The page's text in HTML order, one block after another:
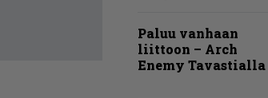
Paluu vanhaan
liittoon – Arch
Enemy Tavastialla